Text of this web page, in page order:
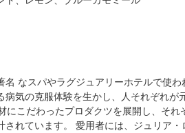
名 なスパやラグジュアリーホテルで使
気の克服体験を生かし、人それぞれ
にこだわったプロダクツを展開し、そ
されています。 愛用者には、ジュリア